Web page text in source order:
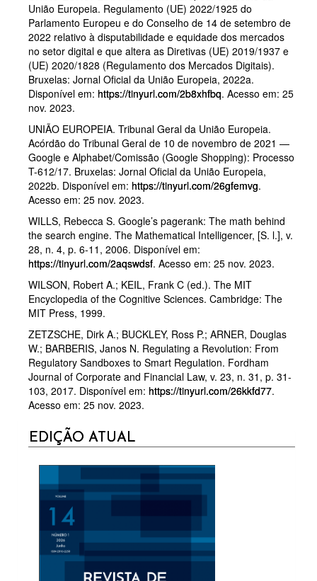
União Europeia. Regulamento (UE) 2022/1925 do
Parlamento Europeu e do Conselho de 14 de setembro de
2022 relativo à disputabilidade e equidade dos mercados
no setor digital e que altera as Diretivas (UE) 2019/1937 e
(UE) 2020/1828 (Regulamento dos Mercados Digitais).
Bruxelas: Jornal Oficial da União Europeia, 2022a.
Disponível em: https://tinyurl.com/2b8xhfbq. Acesso em: 25
nov. 2023.
UNIÃO EUROPEIA. Tribunal Geral da União Europeia.
Acórdão do Tribunal Geral de 10 de novembro de 2021 —
Google e Alphabet/Comissão (Google Shopping): Processo
T-612/17. Bruxelas: Jornal Oficial da União Europeia,
2022b. Disponível em: https://tinyurl.com/26gfemvg.
Acesso em: 25 nov. 2023.
WILLS, Rebecca S. Google’s pagerank: The math behind
the search engine. The Mathematical Intelligencer, [S. l.], v.
28, n. 4, p. 6-11, 2006. Disponível em:
https://tinyurl.com/2aqswdsf. Acesso em: 25 nov. 2023.
WILSON, Robert A.; KEIL, Frank C (ed.). The MIT
Encyclopedia of the Cognitive Sciences. Cambridge: The
MIT Press, 1999.
ZETZSCHE, Dirk A.; BUCKLEY, Ross P.; ARNER, Douglas
W.; BARBERIS, Janos N. Regulating a Revolution: From
Regulatory Sandboxes to Smart Regulation. Fordham
Journal of Corporate and Financial Law, v. 23, n. 31, p. 31-
103, 2017. Disponível em: https://tinyurl.com/26kkfd77.
Acesso em: 25 nov. 2023.
CURRENT
EDIÇÃO ATUAL